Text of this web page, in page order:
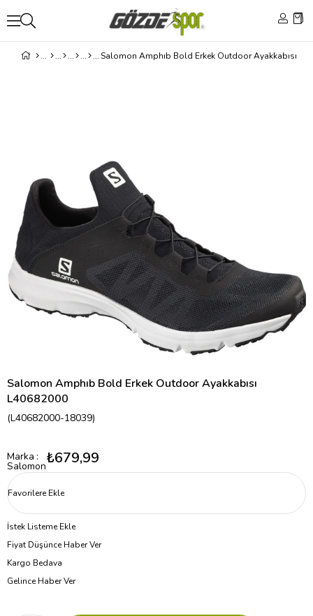
Salomon Amphıb Bold Erkek Outdoor Ayakkabısı
L40682000
(L40682000-18039)
Marka :
Salomon₺679,99
Favorilere Ekle
İstek Listeme Ekle
Fiyat Düşünce Haber Ver
Kargo Bedava
Gelince Haber Ver